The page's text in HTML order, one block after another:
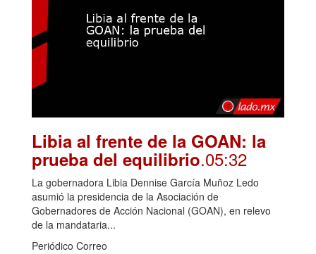
Libia al frente de la GOAN: la
prueba del equilibrio.05:32
La gobernadora Libia Dennise García Muñoz Ledo
asumió la presidencia de la Asociación de
Gobernadores de Acción Nacional (GOAN), en relevo
de la mandataria...
Periódico Correo